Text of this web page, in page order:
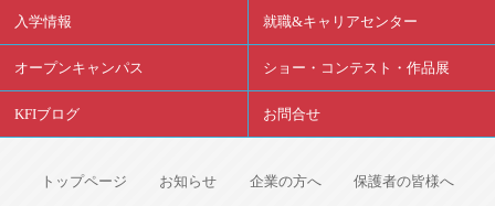
入学情報 就職&キャリアセンター
オープンキャンパス ショー・コンテスト・作品展
KFIブログ お問合せ
トップページ お知らせ 企業の方へ 保護者の皆様へ